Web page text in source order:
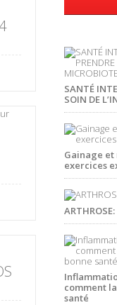
SANTÉ
SOIN DE
Gainage
exercices
comment
santé